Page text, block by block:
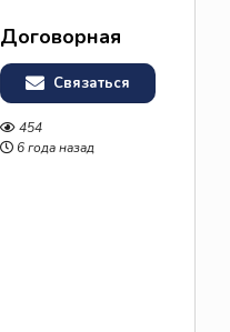
Договорная
Связаться
454
6 года назад